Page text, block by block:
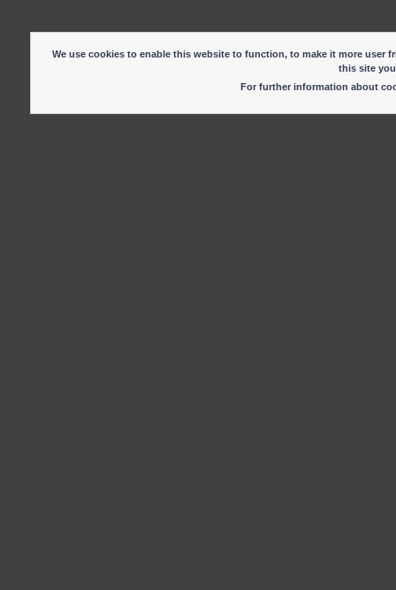
We use cookies to enable this website to function, to make it more
this site
For further information about